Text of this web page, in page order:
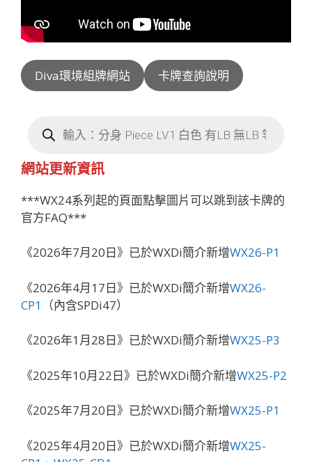
Diva環境組牌網站 卡牌查詢說明
search
網站更新資訊
***WX24系列起的頁面點擊圖片可以跳到該卡牌的
官方FAQ***
《2026年7月20日》已於WXDi簡介新增WX26-P1
《2026年4月17日》已於WXDi簡介新增WX26-
CP1
（內含SPDi47）
《2026年1月28日》已於WXDi簡介新增WX25-P3
《2025年10月22日》已於WXDi簡介新增WX25-P2
《2025年7月20日》已於WXDi簡介新增WX25-P1
《2025年4月20日》已於WXDi簡介新增WX25-